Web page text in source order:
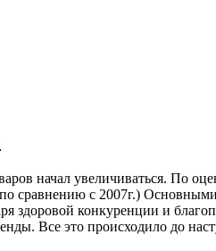
начал увеличиваться. По
сравнению с 2007г.)
здоровой конкуренции и
Все это происходило до